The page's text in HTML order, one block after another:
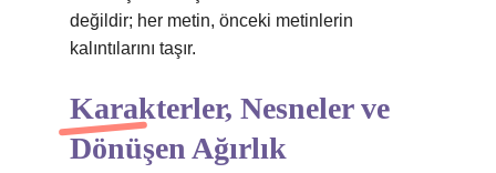
değildir; her metin, önceki metinlerin
kalıntılarını taşır.
Karakterler, Nesneler ve
Dönüşen Ağırlık